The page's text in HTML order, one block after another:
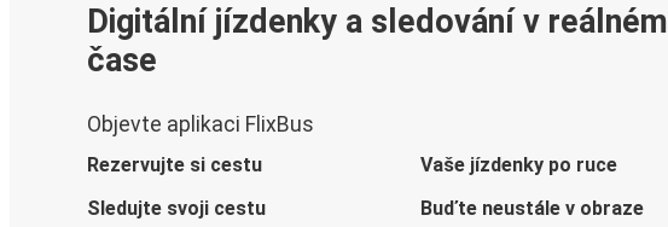
Digitální jízdenky a sledování v reálném
čase
Objevte aplikaci FlixBus
Rezervujte si cestu
Vaše jízdenky po ruce
Sledujte svoji cestu
Buďte neustále v obraze